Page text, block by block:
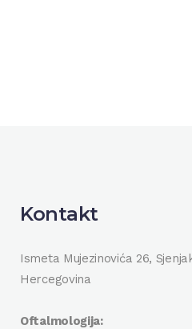
Kontakt
Ismeta Mujezinovića 26,
Hercegovina
Oftalmologija: